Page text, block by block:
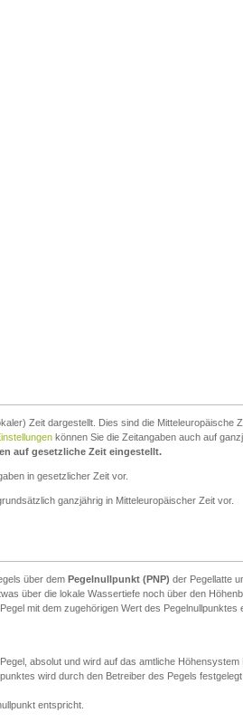
Zeit dargestellt. Dies sind die Mitteleuropäische
können Sie die Zeitangaben auch auf
auf gesetzliche Zeit eingestellt.
in gesetzlicher Zeit vor.
ganzjährig in Mitteleuropäischer Zeit vor.
über dem Pegelnullpunkt (PNP) der Pegellatte
über die lokale Wassertiefe noch über den
mit dem zugehörigen Wert des Pegelnullpunktes
absolut und wird auf das amtliche
wird durch den Betreiber des Pegels
entspricht.